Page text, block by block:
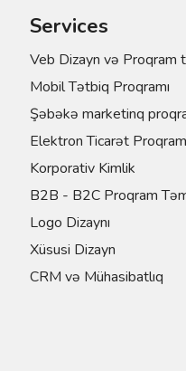
Services
Veb Dizayn və Proqram
Mobil Tətbiq Proqramı
Şəbəkə marketinq
Elektron Ticarət
Korporativ Kimlik
B2B - B2C Proqram
Logo Dizaynı
Xüsusi Dizayn
CRM və Mühasibatlıq